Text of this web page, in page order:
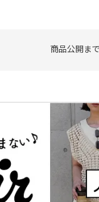
商品公開ま